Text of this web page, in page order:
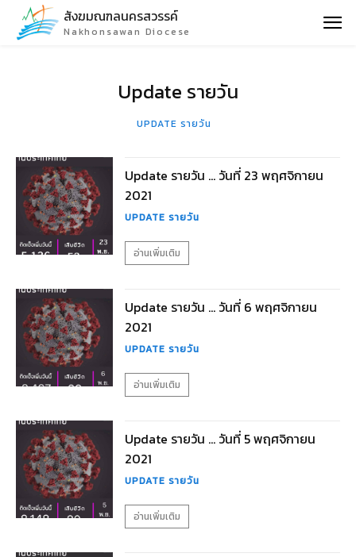
สังฆมณฑลนครสวรรค์
Nakhonsawan Diocese
Update รายวัน
UPDATE รายวัน
Update รายวัน … วันที่ 23 พฤศจิกายน
2021
UPDATE รายวัน
อ่านเพิ่มเติม
Update รายวัน … วันที่ 6 พฤศจิกายน
2021
UPDATE รายวัน
อ่านเพิ่มเติม
Update รายวัน … วันที่ 5 พฤศจิกายน
2021
UPDATE รายวัน
อ่านเพิ่มเติม